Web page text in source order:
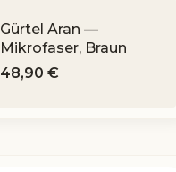
Gürtel Aran —
Mikrofaser, Braun
48,90 €